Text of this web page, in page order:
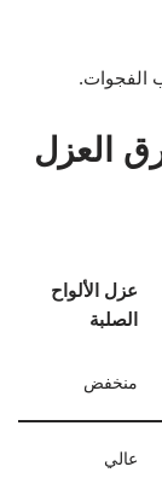
الفجوات.
العزل
عزل الألواح
الصلبة
منخفض
عالي